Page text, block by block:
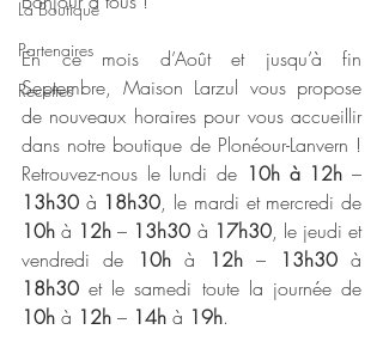
La Boutique
Partenaires
Recettes
En ce mois d’Août et jusqu’à fin
Septembre, Maison Larzul vous propose
de nouveaux horaires pour vous accueillir
dans notre boutique de Plonéour-Lanvern !
Retrouvez-nous le lundi de 10h à 12h
13h30 à 18h30
10h à 12h – 13h30 à 17h30, le jeudi et
vendredi de
10h à 12h – 13h30
18h30
10h à 12h – 14h à 19h.